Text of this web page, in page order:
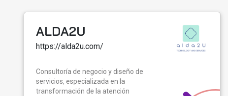
ALDA2U
https://alda2u.com/
Consultoría de negocio y diseño de
servicios, especializada en la
transformación de la atención